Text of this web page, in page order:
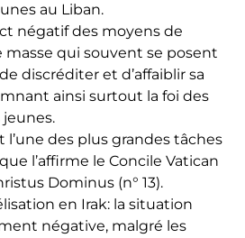
au Liban.
négatif des moyens de
qui souvent se posent
discréditer et d’affaiblir sa
ainsi surtout la foi des
l’une des plus grandes tâches
l’affirme le Concile Vatican
Dominus (n° 13).
en Irak: la situation
négative, malgré les